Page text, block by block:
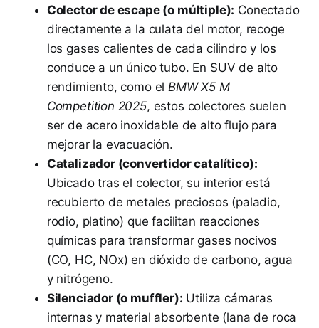
Colector de escape (o múltiple): Conectado
directamente a la culata del motor, recoge
los gases calientes de cada cilindro y los
conduce a un único tubo. En SUV de alto
rendimiento, como el BMW X5 M
Competition 2025, estos colectores suelen
ser de acero inoxidable de alto flujo para
mejorar la evacuación.
Catalizador (convertidor catalítico):
Ubicado tras el colector, su interior está
recubierto de metales preciosos (paladio,
rodio, platino) que facilitan reacciones
químicas para transformar gases nocivos
(CO, HC, NOx) en dióxido de carbono, agua
y nitrógeno.
Silenciador (o muffler): Utiliza cámaras
internas y material absorbente (lana de roca